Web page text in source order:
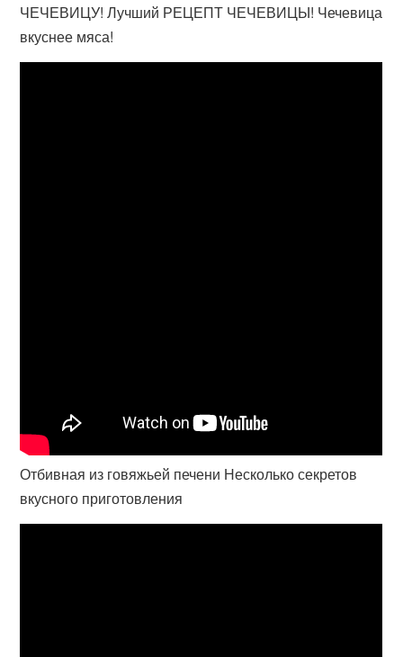
ЧЕЧЕВИЦУ! Лучший РЕЦЕПТ ЧЕЧЕВИЦЫ! Чечевица
вкуснее мяса!
Отбивная из говяжьей печени Несколько секретов
вкусного приготовления